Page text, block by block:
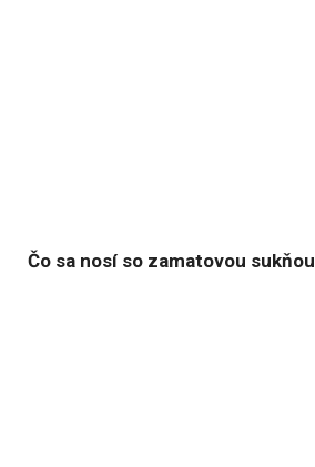
Čo sa nosí so zamatovou sukňou